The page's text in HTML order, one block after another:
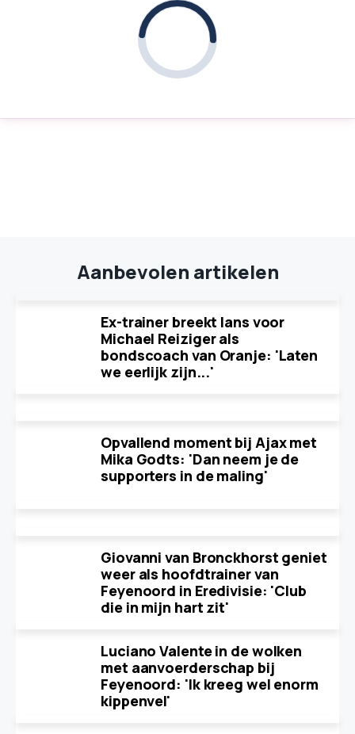
Aanbevolen artikelen
Ex-trainer breekt lans voor
Michael Reiziger als
bondscoach van Oranje: 'Laten
we eerlijk zijn...'
Opvallend moment bij Ajax met
Mika Godts: 'Dan neem je de
supporters in de maling'
Giovanni van Bronckhorst geniet
weer als hoofdtrainer van
Feyenoord in Eredivisie: 'Club
die in mijn hart zit'
Luciano Valente in de wolken
met aanvoerderschap bij
Feyenoord: 'Ik kreeg wel enorm
kippenvel'